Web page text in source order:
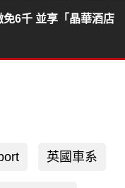
6千 並享「晶華酒店
英國車系